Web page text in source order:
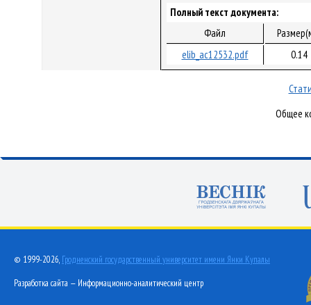
Полный текст документа:
Файл
elib_ac12532.pdf
0.14
Общее
© 1999-2026, Гродненский государственный университет имени Янки Купалы
Разработка сайта — Информационно-аналитический центр